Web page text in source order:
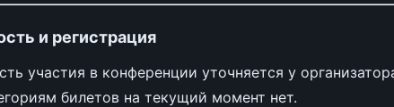
и регистрация
участия в конференции уточняется у
билетов на текущий момент нет.